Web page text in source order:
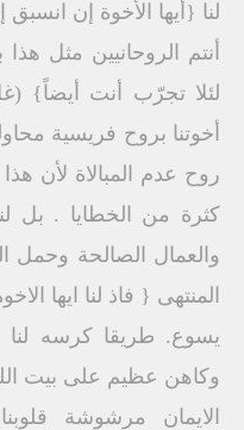
لنا {أيها الأخوة إن
أنتم الروحانيين مثل
أخوتنا بروح فريسية
روح عدم المبالاة لأن
كثرة من الخطايا . بل
والعمال الصالحة
المنتهى { فاذ لنا ايها
يسوع. طريقا كرسه لنا
وكاهن عظيم على بيت
الايمان مرشوشة